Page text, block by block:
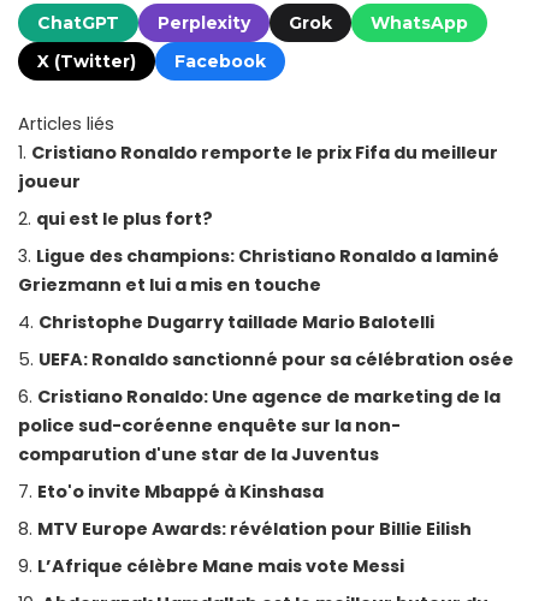
ChatGPT Perplexity Grok
WhatsApp
X (Twitter)
Facebook
Articles liés
Cristiano Ronaldo remporte le prix Fifa du meilleur
joueur
qui est le plus fort?
Ligue des champions: Christiano Ronaldo a laminé
Griezmann et lui a mis en touche
Christophe Dugarry taillade Mario Balotelli
UEFA: Ronaldo sanctionné pour sa célébration osée
Cristiano Ronaldo: Une agence de marketing de la
police sud-coréenne enquête sur la non-
comparution d'une star de la Juventus
Eto'o invite Mbappé à Kinshasa
MTV Europe Awards: révélation pour Billie Eilish
L’Afrique célèbre Mane mais vote Messi